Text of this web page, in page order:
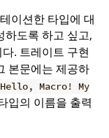
이션한 타입에 대
하도록 하고 싶고,
. 트레이트 구현
본문에는 제공하
Hello, Macro! My
입의 이름을 출력